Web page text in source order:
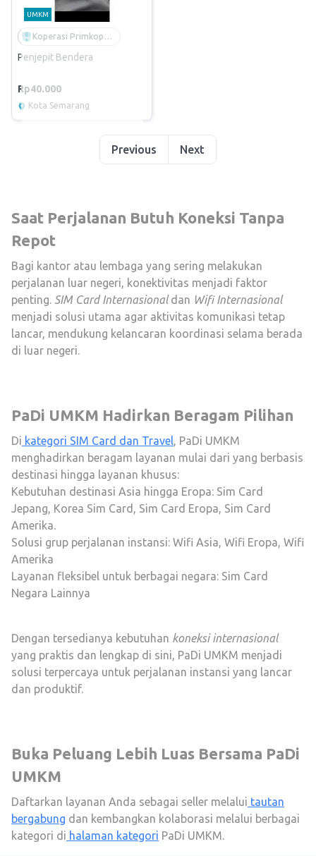
UMKM
Koperasi Primkoppel Tanjung Emas Semarang
Penjepit Bendera
Rp40.000
Kota Semarang
Previous Next
Saat Perjalanan Butuh Koneksi Tanpa
Repot
Bagi kantor atau lembaga yang sering melakukan
perjalanan luar negeri, konektivitas menjadi faktor
penting. SIM Card Internasionaldan Wifi Internasional
menjadi solusi utama agar aktivitas komunikasi tetap
lancar, mendukung kelancaran koordinasi selama berada
di luar negeri.
PaDi UMKM Hadirkan Beragam Pilihan
Di kategori SIM Card dan Travel, PaDi UMKM
menghadirkan beragam layanan mulai dari yang berbasis
destinasi hingga layanan khusus:
Kebutuhan destinasi Asia hingga Eropa: Sim Card
Jepang, Korea Sim Card , Sim Card Eropa, Sim Card
Amerika.
Solusi grup perjalanan instansi: Wifi Asia, Wifi Eropa, Wifi
Amerika
Layanan fleksibel untuk berbagai negara: Sim Card
Negara Lainnya
Dengan tersedianya kebutuhan koneksi internasional
yang praktis dan lengkap di sini, PaDi UMKM menjadi
solusi terpercaya untuk perjalanan instansi yang lancar
dan produktif.
Buka Peluang Lebih Luas Bersama PaDi
UMKM
Daftarkan layanan Anda sebagai seller melalui tautan
bergabung dan kembangkan kolaborasi melalui berbagai
kategori di halaman kategori PaDi UMKM.